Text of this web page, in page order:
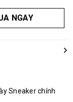
NGAY
Sneaker chính